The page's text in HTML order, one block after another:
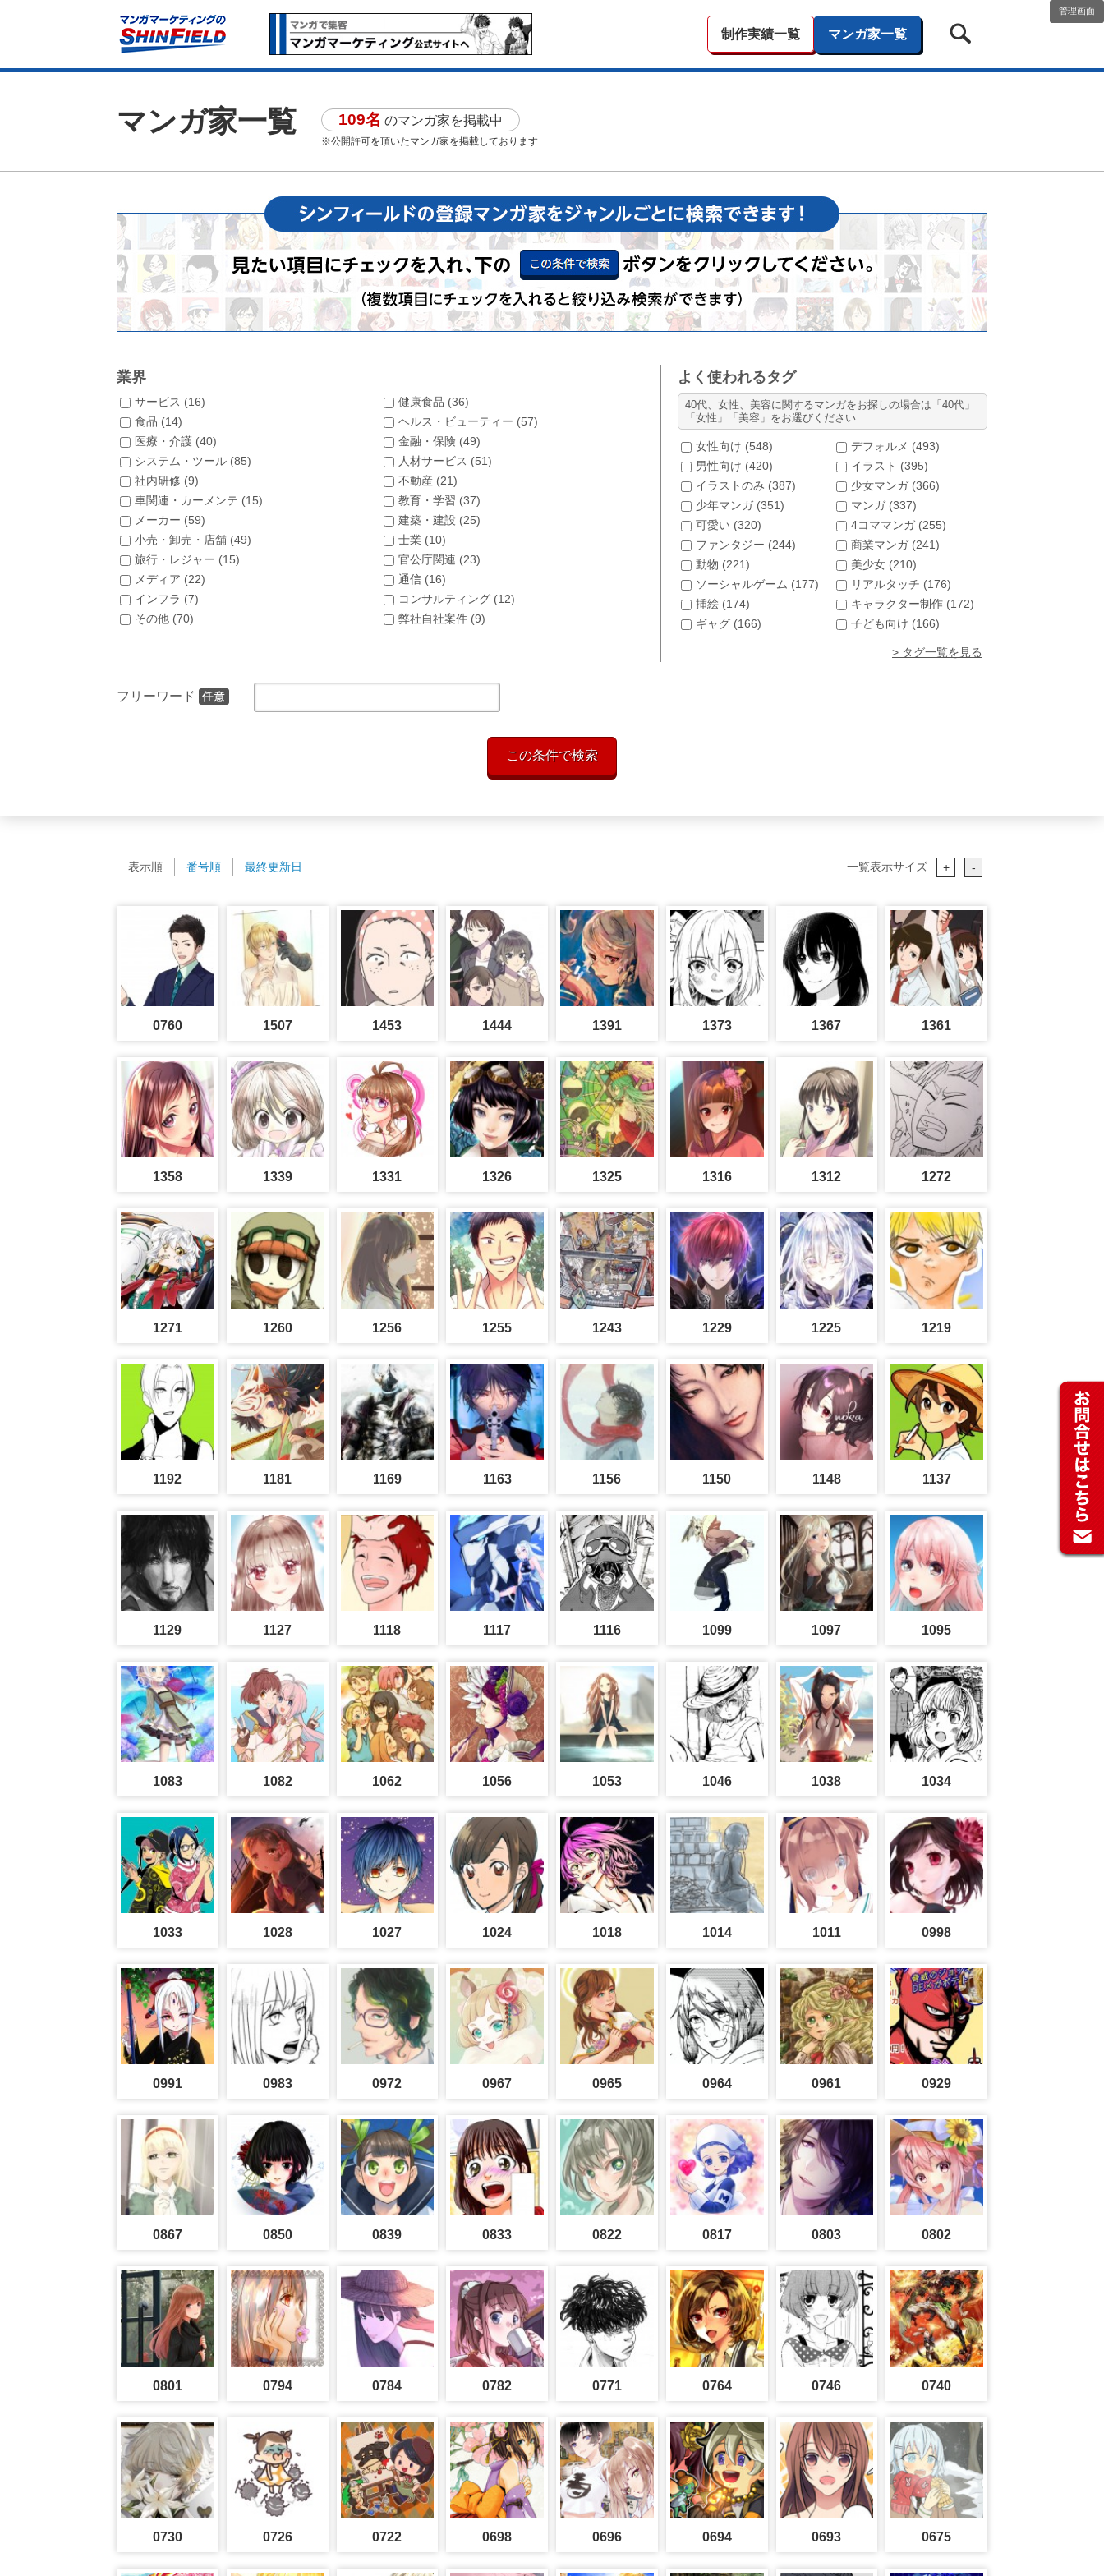
制作実績一覧 マンガ家一覧
管理画面
マンガ家一覧 109名 のマンガ家を掲載中
※公開許可を頂いたマンガ家を掲載しております
業界
サービス (16) 健康食品 (36)
食品 (14) ヘルス・ビューティー (57)
医療・介護 (40) 金融・保険 (49)
システム・ツール (85) 人材サービス (51)
社内研修 (9) 不動産 (21)
車関連・カーメンテ (15) 教育・学習 (37)
メーカー (59) 建築・建設 (25)
小売・卸売・店舗 (49) 士業 (10)
旅行・レジャー (15) 官公庁関連 (23)
メディア (22) 通信 (16)
インフラ (7) コンサルティング (12)
その他 (70) 弊社自社案件 (9)
よく使われるタグ
40代、女性、美容に関するマンガをお探しの場合は「40代」
「女性」「美容」をお選びください
女性向け (548) デフォルメ (493)
男性向け (420) イラスト (395)
イラストのみ (387) 少女マンガ (366)
少年マンガ (351) マンガ (337)
可愛い (320) 4コママンガ (255)
ファンタジー (244) 商業マンガ (241)
動物 (221) 美少女 (210)
ソーシャルゲーム (177) リアルタッチ (176)
挿絵 (174) キャラクター制作 (172)
ギャグ (166) 子ども向け (166)
> タグ一覧を見る
フリーワード
この条件で検索
表示順 番号順 最終更新日 一覧表示サイズ + -
0760 1507 1453 1444 1391 1373 1367 1361
1358 1339 1331 1326 1325 1316 1312 1272
1271 1260 1256 1255 1243 1229 1225 1219
1192 1181 1169 1163 1156 1150 1148 1137
1129 1127 1118 1117 1116 1099 1097 1095
1083 1082 1062 1056 1053 1046 1038 1034
1033 1028 1027 1024 1018 1014 1011 0998
0991 0983 0972 0967 0965 0964 0961 0929
0867 0850 0839 0833 0822 0817 0803 0802
0801 0794 0784 0782 0771 0764 0746 0740
0730 0726 0722 0698 0696 0694 0693 0675